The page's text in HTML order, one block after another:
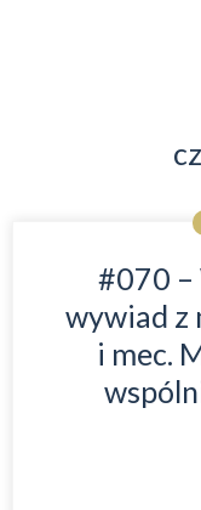
#070 –
wywiad z
i mec.